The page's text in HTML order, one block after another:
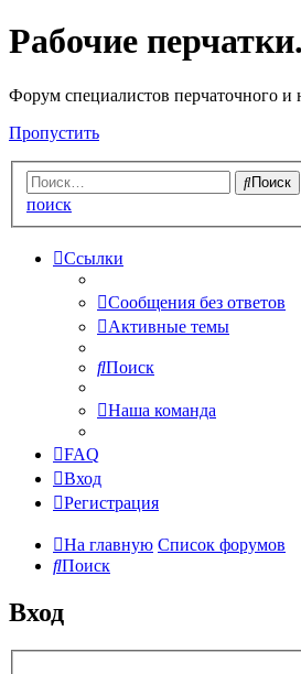
Рабочие
Форум специалистов перчаточного и
Пропустить
Поиск
поиск
Ссылки
Сообщения без ответов
Активные темы
Поиск
Наша команда
FAQ
Вход
Регистрация
На главную Список форумов
Поиск
Вход